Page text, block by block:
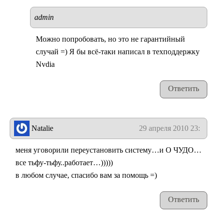
admin
Можно попробовать, но это не гарантийный
случай =) Я бы всё-таки написал в техподдержку
Nvdia
Ответить
Natalie 29 апреля 2010 23:19
меня уговорили переустановить систему…и О ЧУДО…
все тьфу-тьфу..работает…)))))
в любом случае, спасибо вам за помощь =)
Ответить